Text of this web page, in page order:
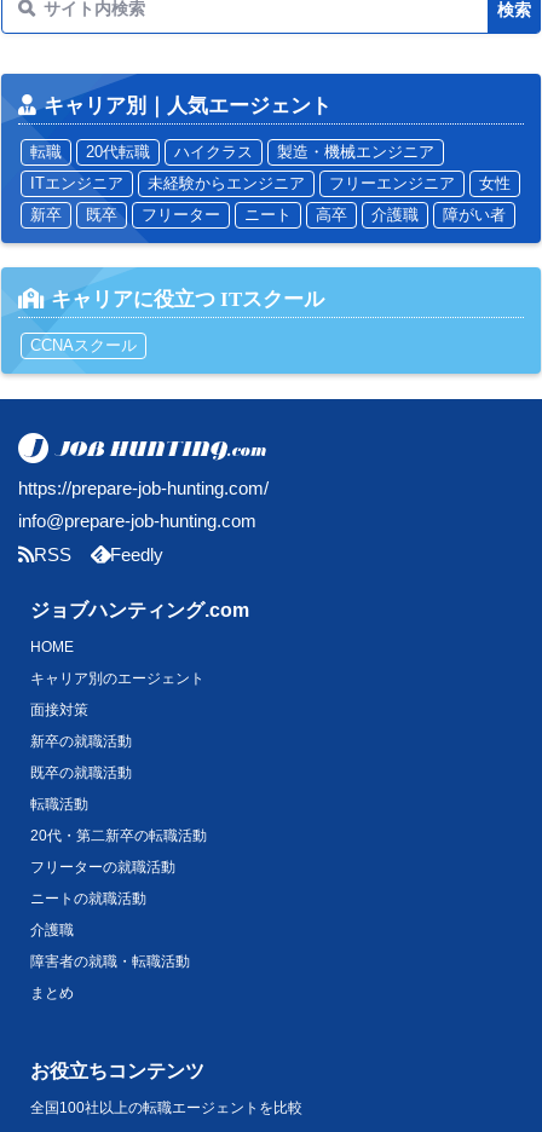
キャリア別｜人気エージェント
転職 20代転職 ハイクラス
製造・機械エンジニア
ITエンジニア
未経験からエンジニア フリーエンジニア
女性
新卒
既卒 フリーター ニート 高卒 介護職 障がい者
キャリアに役立つ ITスクール
CCNAスクール
https://prepare-job-hunting.com/
info@prepare-job-hunting.com
RSS
Feedly
ジョブハンティング.com
HOME
キャリア別のエージェント
面接対策
新卒の就職活動
既卒の就職活動
転職活動
20代・第二新卒の転職活動
フリーターの就職活動
ニートの就職活動
介護職
障害者の就職・転職活動
まとめ
お役立ちコンテンツ
全国100社以上の転職エージェントを比較